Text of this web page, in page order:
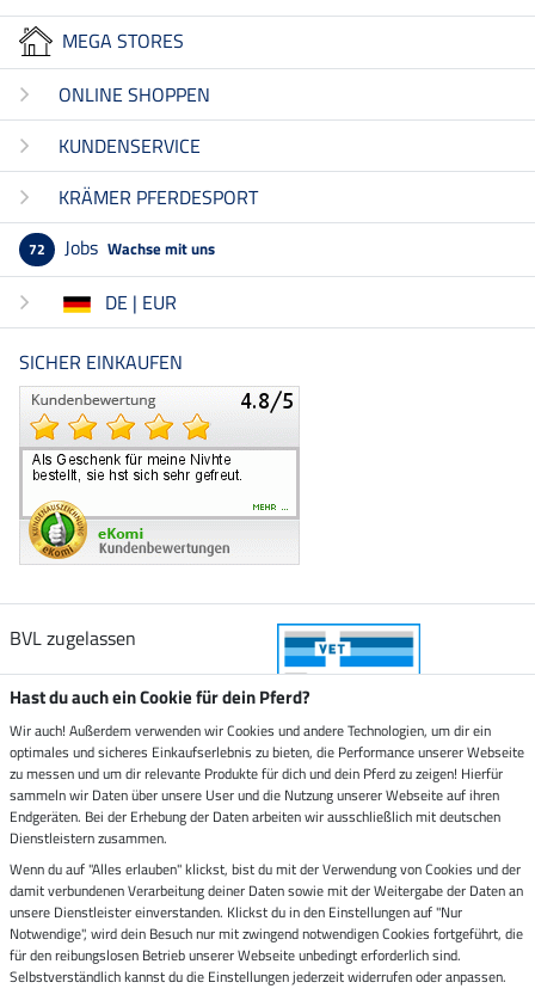
MEGA STORES
ONLINE SHOPPEN
KUNDENSERVICE
KRÄMER PFERDESPORT
72 Jobs Wachse mit uns
DE | EUR
SICHER EINKAUFEN
BVL zugelassen
Zustellung durch
Sicher bezahlen mit
Rechnung Vorkasse
Impressum
Hast du auch ein Cookie für dein Pferd?
Wir auch! Außerdem verwenden wir Cookies und andere Technologien, um dir ein
optimales und sicheres Einkaufserlebnis zu bieten, die Performance unserer Webseite
zu messen und um dir relevante Produkte für dich und dein Pferd zu zeigen! Hierfür
sammeln wir Daten über unsere User und die Nutzung unserer Webseite auf ihren
Endgeräten. Bei der Erhebung der Daten arbeiten wir ausschließlich mit deutschen
Dienstleistern zusammen.
Wenn du auf "Alles erlauben" klickst, bist du mit der Verwendung von Cookies und der
damit verbundenen Verarbeitung deiner Daten sowie mit der Weitergabe der Daten an
unsere Dienstleister einverstanden. Klickst du in den Einstellungen auf "Nur
Notwendige", wird dein Besuch nur mit zwingend notwendigen Cookies fortgeführt, die
für den reibungslosen Betrieb unserer Webseite unbedingt erforderlich sind.
Selbstverständlich kannst du die Einstellungen jederzeit widerrufen oder anpassen.